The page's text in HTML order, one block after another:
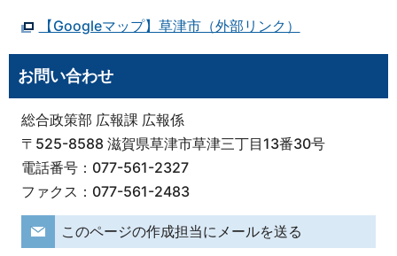
【Googleマップ】草津市（外部リンク）
お問い合わせ
総合政策部 広報課 広報係
〒525-8588 滋賀県草津市草津三丁目13番30号
電話番号：077-561-2327
ファクス：077-561-2483
このページの作成担当にメールを送る